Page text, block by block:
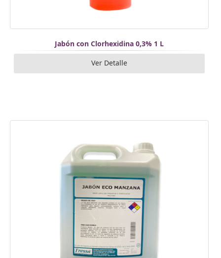
Jabón con Clorhexidina 0,3% 1 L
Ver Detalle